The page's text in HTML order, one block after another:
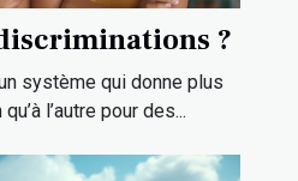
?
système qui donne plus
l’autre pour des...